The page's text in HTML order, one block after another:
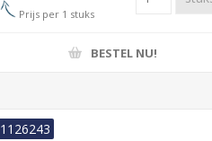
Prijs per 1 stuks
BESTEL NU!
1126243